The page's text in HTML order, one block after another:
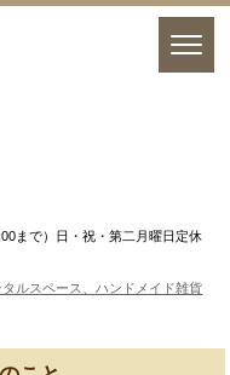
まで）日・祝・第二月曜日定休
ルスペース、ハンドメイド雑貨